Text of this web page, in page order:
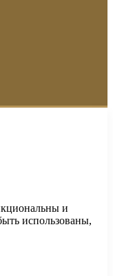
и
использованы,